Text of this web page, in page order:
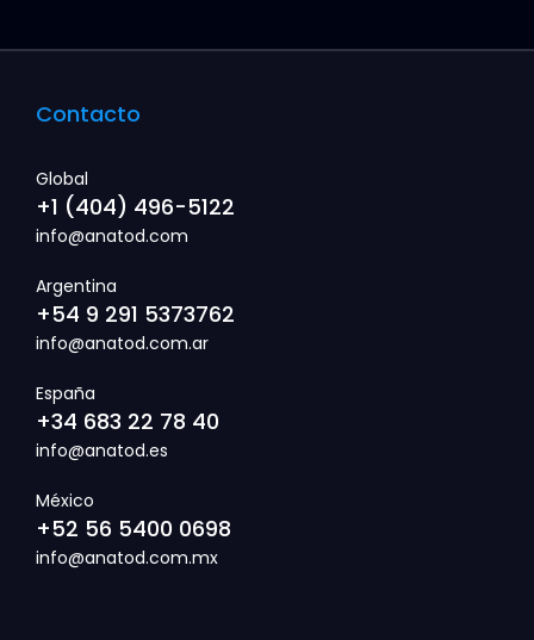
Contacto
Global
+1 (404) 496-5122
info@anatod.com
Argentina
+54 9 291 5373762
info@anatod.com.ar
España
+34 683 22 78 40
info@anatod.es
México
+52 56 5400 0698
info@anatod.com.mx